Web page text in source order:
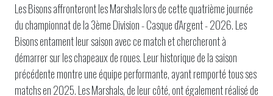
Les Bisons affronteront les Marshals lors de cette quatrième journée
du championnat de la 3ème Division - Casque d'Argent - 2026. Les
Bisons entament leur saison avec ce match et chercheront à
démarrer sur les chapeaux de roues. Leur historique de la saison
précédente montre une équipe performante, ayant remporté tous ses
matchs en 2025. Les Marshals, de leur côté, ont également réalisé de